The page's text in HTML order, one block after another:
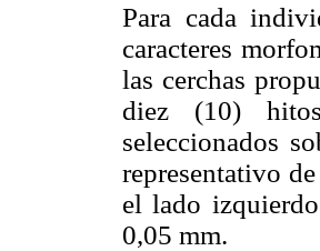
Para cada
caracteres
las cerchas
diez (10)
seleccionados
representativo
el lado
0,05 mm.